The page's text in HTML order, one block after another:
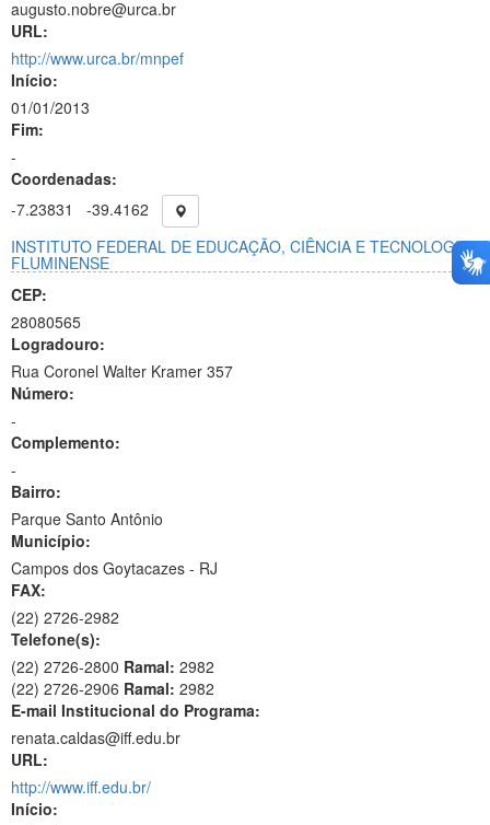
augusto.nobre@urca.br
URL:
http://www.urca.br/mnpef
Início:
01/01/2013
Fim:
-
Coordenadas:
-7.23831
-39.4162
INSTITUTO FEDERAL DE EDUCAÇÃO, CIÊNCIA E TECNOLOGIA
FLUMINENSE
CEP:
28080565
Logradouro:
Rua Coronel Walter Kramer 357
Número:
-
Complemento:
-
Bairro:
Parque Santo Antônio
Município:
Campos dos Goytacazes - RJ
FAX:
(22) 2726-2982
Telefone(s):
(22) 2726-2800 Ramal: 2982
(22) 2726-2906 Ramal: 2982
E-mail Institucional do Programa:
renata.caldas@iff.edu.br
URL:
http://www.iff.edu.br/
Início: